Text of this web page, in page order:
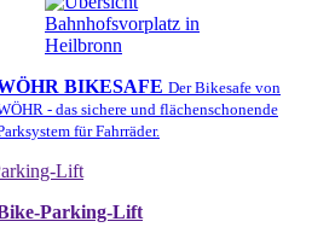
BIKESAFE Der Bikesafe von
- das sichere und flächenschonende
für Fahrräder.
Lift
Parking-Lift